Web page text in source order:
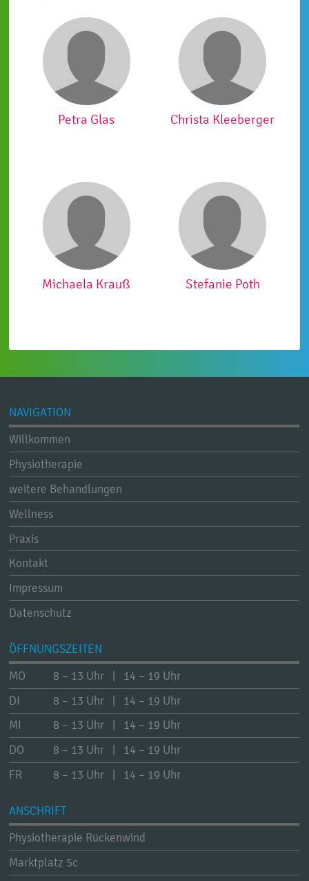
Petra Glas Christa Kleeberger
Michaela Krauß Stefanie Poth
NAVIGATION
Willkommen
Physiotherapie
weitere Behandlungen
Wellness
Praxis
Kontakt
Impressum
Datenschutz
ÖFFNUNGSZEITEN
MO
8 – 13 Uhr | 14 – 19 Uhr
DI
8 – 13 Uhr | 14 – 19 Uhr
MI
8 – 13 Uhr | 14 – 19 Uhr
DO
8 – 13 Uhr | 14 – 19 Uhr
FR
8 – 13 Uhr | 14 – 19 Uhr
ANSCHRIFT
Physiotherapie Rückenwind
Marktplatz 5c